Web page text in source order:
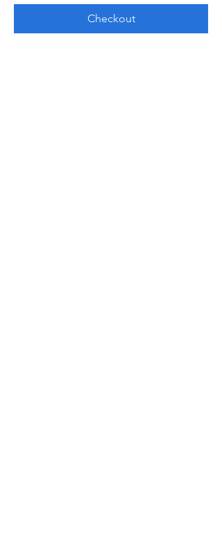
Checkout